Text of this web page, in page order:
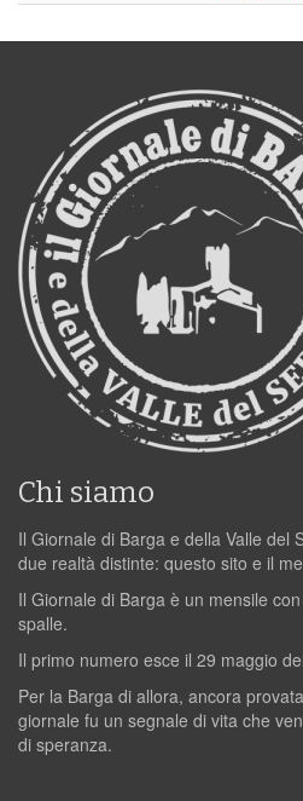
Chi siamo
Il Giornale di Barga e della Valle del
due realtà distinte: questo sito e il
Il Giornale di Barga è un mensile
spalle.
Il primo numero esce il 29 maggio
Per la Barga di allora, ancora
giornale fu un segnale di vita che
di speranza.